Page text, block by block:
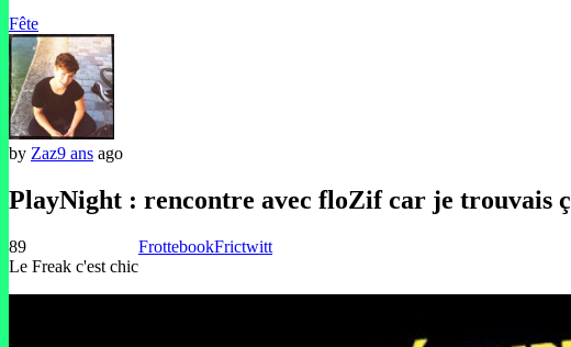
Fête
by Zaz9 ans ago
PlayNight : rencontre avec floZif car je trouvais
89
Le Freak c'est chic
FrottebookFrictwitt